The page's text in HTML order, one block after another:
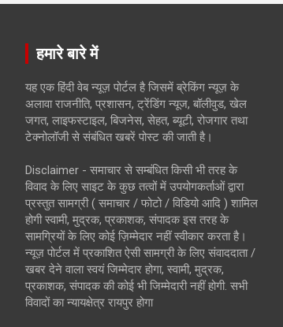
हमारे बारे में
यह एक हिंदी वेब न्यूज़ पोर्टल है जिसमें ब्रेकिंग न्यूज़ के
अलावा राजनीति, प्रशासन, ट्रेंडिंग न्यूज, बॉलीवुड, खेल
जगत, लाइफस्टाइल, बिजनेस, सेहत, ब्यूटी, रोजगार तथा
टेक्नोलॉजी से संबंधित खबरें पोस्ट की जाती है।
Disclaimer - समाचार से सम्बंधित किसी भी तरह के
विवाद के लिए साइट के कुछ तत्वों में उपयोगकर्ताओं द्वारा
प्रस्तुत सामग्री ( समाचार / फोटो / विडियो आदि ) शामिल
होगी स्वामी, मुद्रक, प्रकाशक, संपादक इस तरह के
सामग्रियों के लिए कोई ज़िम्मेदार नहीं स्वीकार करता है।
न्यूज़ पोर्टल में प्रकाशित ऐसी सामग्री के लिए संवाददाता /
खबर देने वाला स्वयं जिम्मेदार होगा, स्वामी, मुद्रक,
प्रकाशक, संपादक की कोई भी जिम्मेदारी नहीं होगी. सभी
विवादों का न्यायक्षेत्र रायपुर होगा